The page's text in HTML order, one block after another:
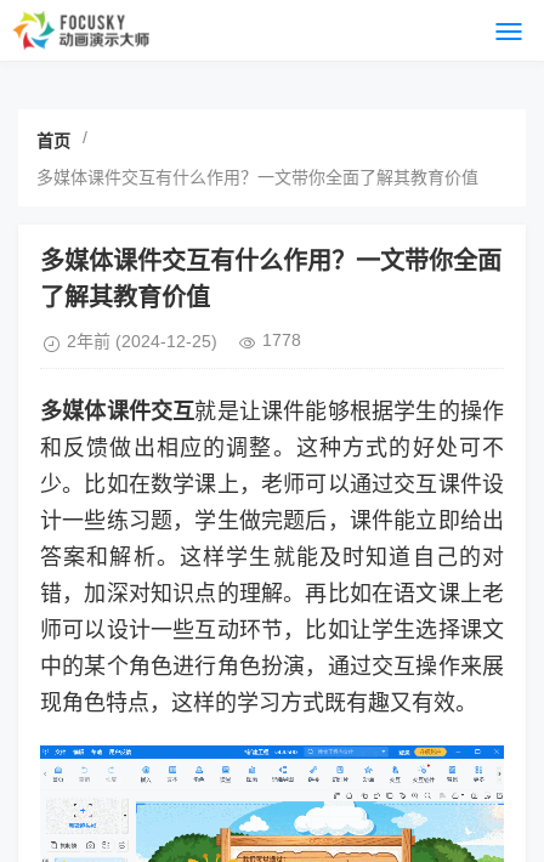
首页 /
多媒体课件交互有什么作用？一文带你全面了解其教育价值
多媒体课件交互有什么作用？一文带你全面
了解其教育价值
2年前 (2024-12-25) 1778
多媒体课件交互就是让课件能够根据学生的操作
和反馈做出相应的调整。这种方式的好处可不
少。比如在数学课上，老师可以通过交互课件设
计一些练习题，学生做完题后，课件能立即给出
答案和解析。这样学生就能及时知道自己的对
错，加深对知识点的理解。再比如在语文课上老
师可以设计一些互动环节，比如让学生选择课文
中的某个角色进行角色扮演，通过交互操作来展
现角色特点，这样的学习方式既有趣又有效。